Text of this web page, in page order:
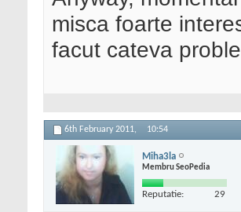
misca foarte
facut cateva
6th February 2011, 10:54
Miha3la
Membru SeoPedia
Reputatie: 29